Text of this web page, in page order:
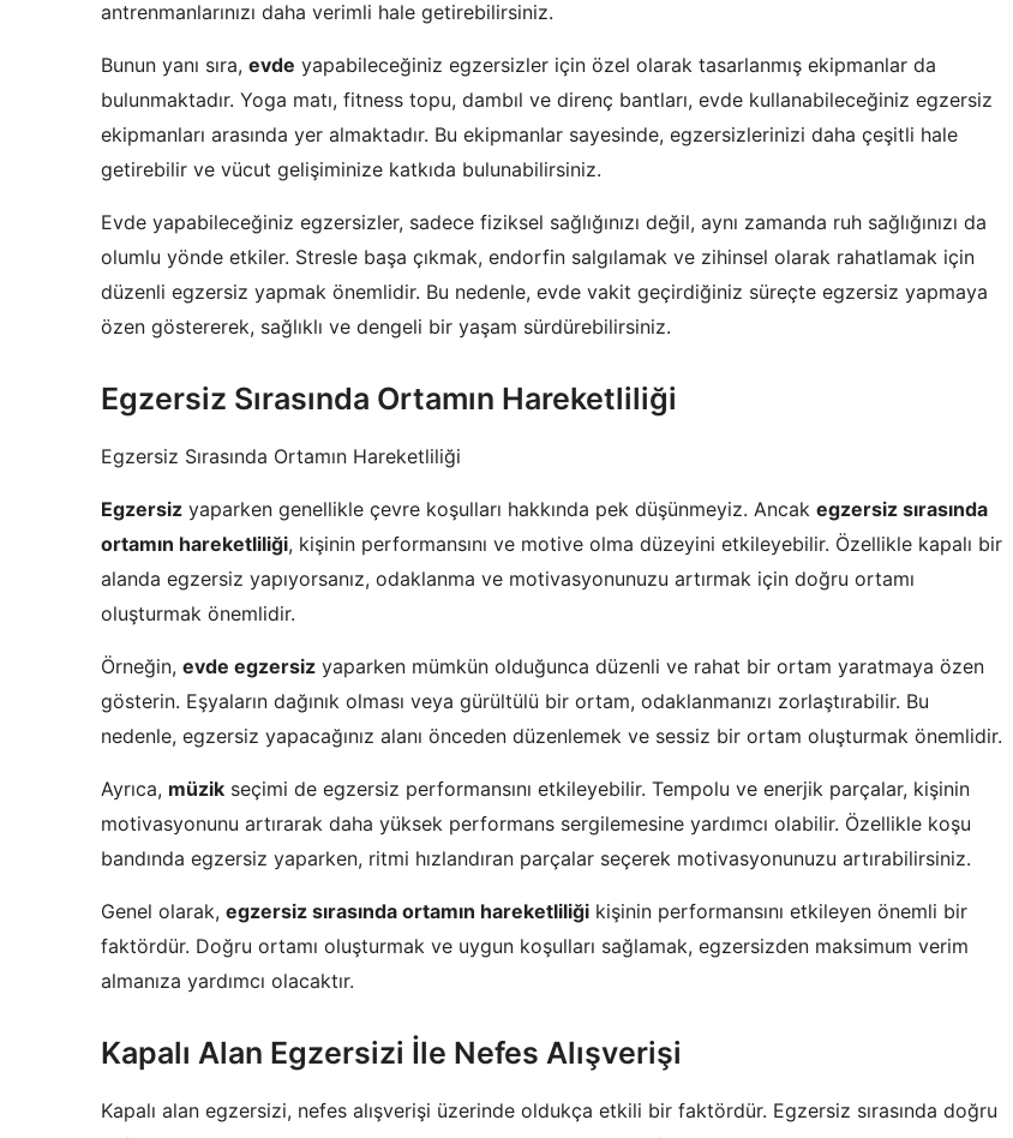
antrenmanlarınızı daha verimli hale getirebilirsiniz.
Bunun yanı sıra, evde yapabileceğiniz egzersizler için özel olarak tasarlanmış ekipmanlar da
bulunmaktadır. Yoga matı, fitness topu, dambıl ve direnç bantları, evde kullanabileceğiniz egzersiz
ekipmanları arasında yer almaktadır. Bu ekipmanlar sayesinde, egzersizlerinizi daha çeşitli hale
getirebilir ve vücut gelişiminize katkıda bulunabilirsiniz.
Evde yapabileceğiniz egzersizler, sadece fiziksel sağlığınızı değil, aynı zamanda ruh sağlığınızı da
olumlu yönde etkiler. Stresle başa çıkmak, endorfin salgılamak ve zihinsel olarak rahatlamak için
düzenli egzersiz yapmak önemlidir. Bu nedenle, evde vakit geçirdiğiniz süreçte egzersiz yapmaya
özen göstererek, sağlıklı ve dengeli bir yaşam sürdürebilirsiniz.
Egzersiz Sırasında Ortamın Hareketliliği
Egzersiz Sırasında Ortamın Hareketliliği
Egzersiz yaparken genellikle çevre koşulları hakkında pek düşünmeyiz. Ancak egzersiz sırasında
ortamın hareketliliği, kişinin performansını ve motive olma düzeyini etkileyebilir. Özellikle kapalı bir
alanda egzersiz yapıyorsanız, odaklanma ve motivasyonunuzu artırmak için doğru ortamı
oluşturmak önemlidir.
Örneğin, evde egzersiz yaparken mümkün olduğunca düzenli ve rahat bir ortam yaratmaya özen
gösterin. Eşyaların dağınık olması veya gürültülü bir ortam, odaklanmanızı zorlaştırabilir. Bu
nedenle, egzersiz yapacağınız alanı önceden düzenlemek ve sessiz bir ortam oluşturmak önemlidir.
Ayrıca, müzik seçimi de egzersiz performansını etkileyebilir. Tempolu ve enerjik parçalar, kişinin
motivasyonunu artırarak daha yüksek performans sergilemesine yardımcı olabilir. Özellikle koşu
bandında egzersiz yaparken, ritmi hızlandıran parçalar seçerek motivasyonunuzu artırabilirsiniz.
Genel olarak, egzersiz sırasında ortamın hareketliliği kişinin performansını etkileyen önemli bir
faktördür. Doğru ortamı oluşturmak ve uygun koşulları sağlamak, egzersizden maksimum verim
almanıza yardımcı olacaktır.
Kapalı Alan Egzersizi İle Nefes Alışverişi
Kapalı alan egzersizi, nefes alışverişi üzerinde oldukça etkili bir faktördür. Egzersiz sırasında doğru